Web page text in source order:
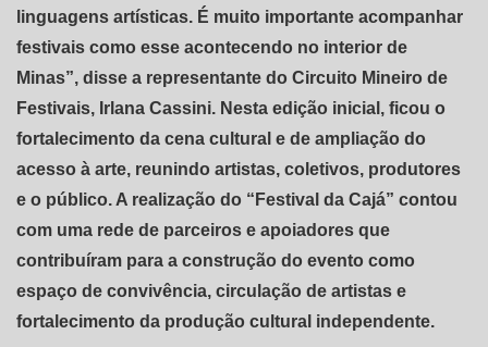
linguagens artísticas. É muito importante acompanhar
festivais como esse acontecendo no interior de
Minas”, disse a representante do Circuito Mineiro de
Festivais, Irlana Cassini. Nesta edição inicial, ficou o
fortalecimento da cena cultural e de ampliação do
acesso à arte, reunindo artistas, coletivos, produtores
e o público. A realização do “Festival da Cajá” contou
com uma rede de parceiros e apoiadores que
contribuíram para a construção do evento como
espaço de convivência, circulação de artistas e
fortalecimento da produção cultural independente.